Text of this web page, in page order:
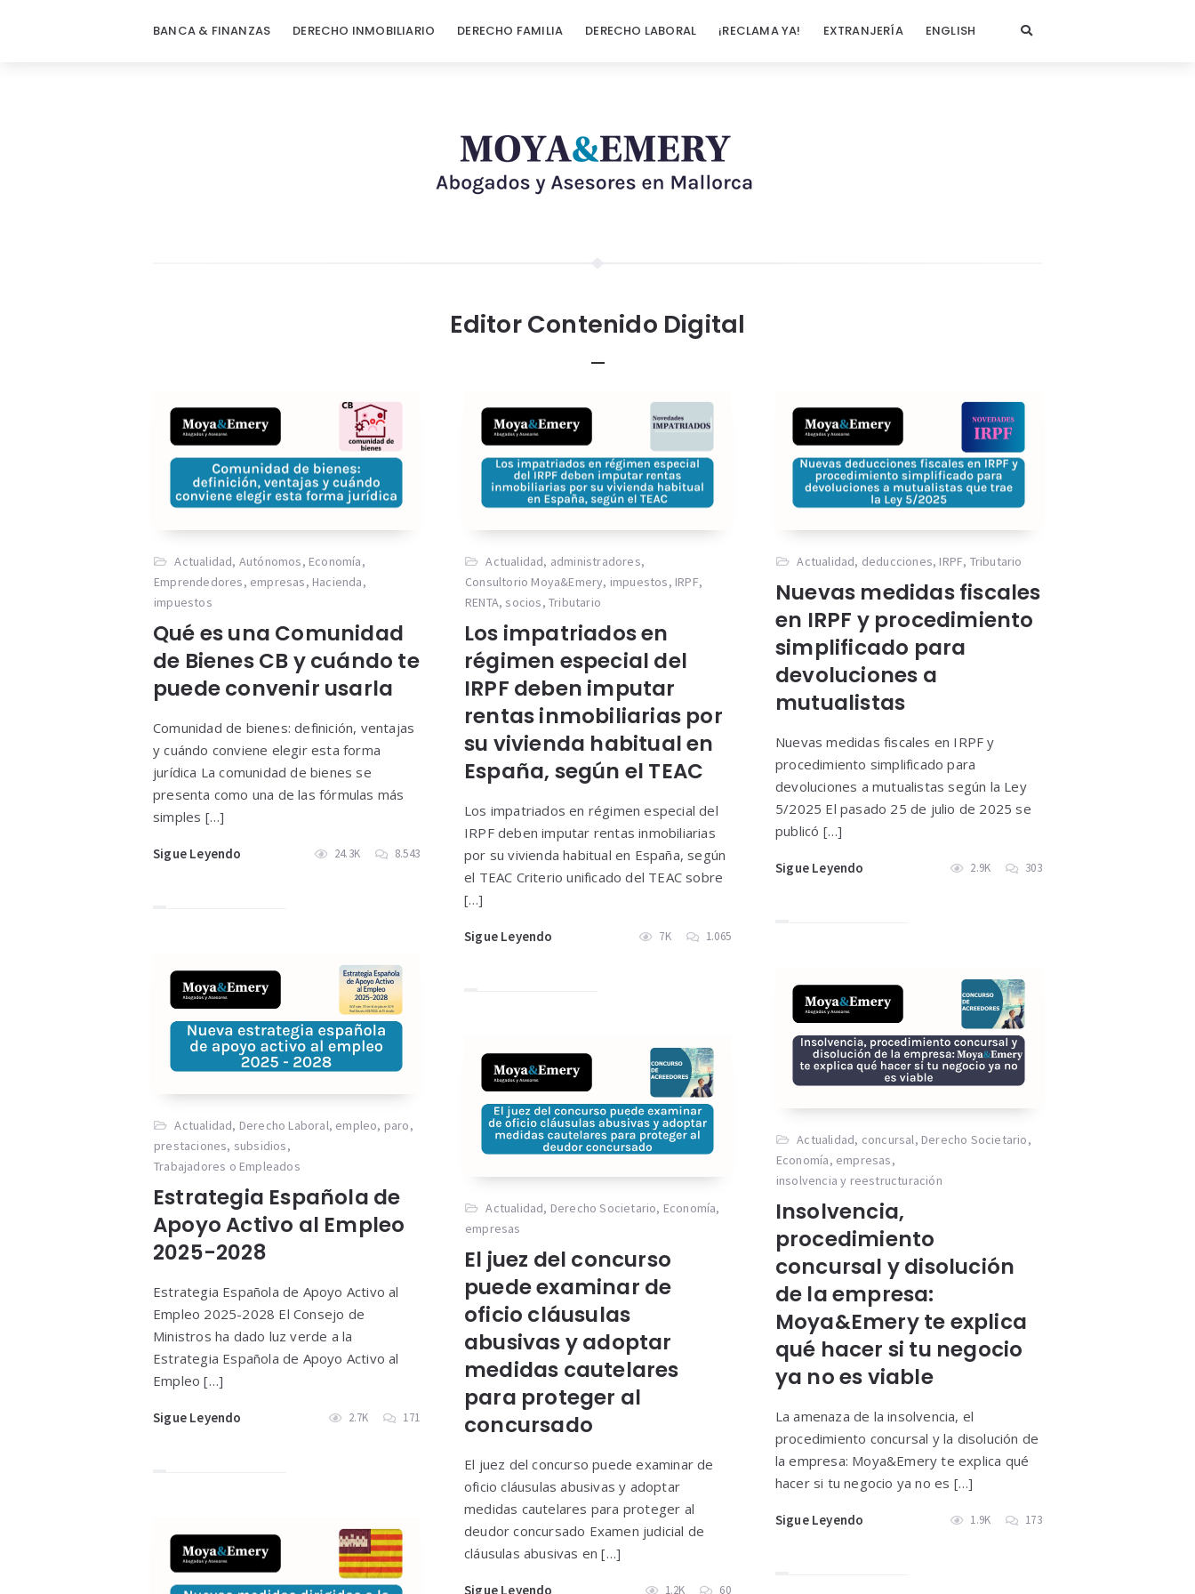
BANCA & FINANZAS DERECHO INMOBILIARIO DERECHO FAMILIA DERECHO LABORAL ¡RECLAMA YA! EXTRANJERÍA ENGLISH
Editor Contenido Digital
Actualidad, Autónomos, Economía,
Emprendedores, empresas, Hacienda,
impuestos
Qué es una Comunidad
de Bienes CB y cuándo te
puede convenir usarla
Comunidad de bienes: definición, ventajas
y cuándo conviene elegir esta forma
jurídica La comunidad de bienes se
presenta como una de las fórmulas más
simples […]
Sigue Leyendo 24.3K 8.543
Actualidad, administradores,
Consultorio Moya&Emery, impuestos, IRPF,
RENTA, socios, Tributario
Los impatriados en
régimen especial del
IRPF deben imputar
rentas inmobiliarias por
su vivienda habitual en
España, según el TEAC
Los impatriados en régimen especial del
IRPF deben imputar rentas inmobiliarias
por su vivienda habitual en España, según
el TEAC Criterio unificado del TEAC sobre
[…]
Sigue Leyendo 7K 1.065
Actualidad, deducciones, IRPF, Tributario
Nuevas medidas fiscales
en IRPF y procedimiento
simplificado para
devoluciones a
mutualistas
Nuevas medidas fiscales en IRPF y
procedimiento simplificado para
devoluciones a mutualistas según la Ley
5/2025 El pasado 25 de julio de 2025 se
publicó […]
Sigue Leyendo 2.9K 303
Actualidad, Derecho Laboral, empleo, paro,
prestaciones, subsidios,
Trabajadores o Empleados
Estrategia Española de
Apoyo Activo al Empleo
2025-2028
Estrategia Española de Apoyo Activo al
Empleo 2025-2028 El Consejo de
Ministros ha dado luz verde a la
Estrategia Española de Apoyo Activo al
Empleo […]
Sigue Leyendo 2.7K 171
Actualidad, concursal, Derecho Societario,
Economía, empresas,
insolvencia y reestructuración
Insolvencia,
procedimiento
concursal y disolución
de la empresa:
Moya&Emery te explica
qué hacer si tu negocio
ya no es viable
La amenaza de la insolvencia, el
procedimiento concursal y la disolución de
la empresa: Moya&Emery te explica qué
hacer si tu negocio ya no es […]
Sigue Leyendo 1.9K 173
Actualidad, Derecho Societario, Economía,
empresas
El juez del concurso
puede examinar de
oficio cláusulas
abusivas y adoptar
medidas cautelares
para proteger al
concursado
El juez del concurso puede examinar de
oficio cláusulas abusivas y adoptar
medidas cautelares para proteger al
deudor concursado Examen judicial de
cláusulas abusivas en […]
Sigue Leyendo 1.2K 60